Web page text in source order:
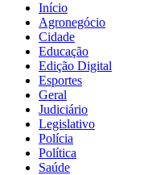
Início
Agronegócio
Cidade
Educação
Edição Digital
Esportes
Geral
Judiciário
Legislativo
Polícia
Política
Saúde